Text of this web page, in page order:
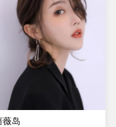
薇岛